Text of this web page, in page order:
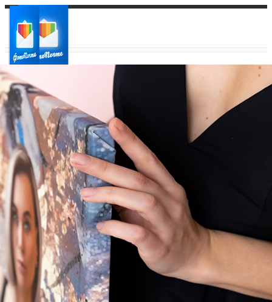
Ваш город:
Ваш регион доставки
Выберите из списка: